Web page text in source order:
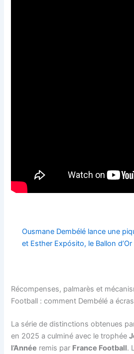
Ousmane Dembélé lance une
et Esther Expósito, le Ballon
Récompenses, palmarès et
Football : comment Dembélé a
La série de distinctions obtenues
en 2025 a culminé avec le trophée
l’Année remis par France Football.